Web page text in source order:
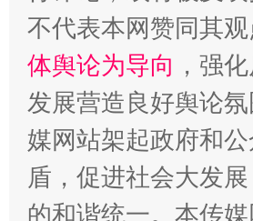
如何以同查同治破解风腐交织难
不代表本网赞同其
体舆论为导向 ，强
发展营造良好舆论
媒网站架起政府和
盾，促进社会大发
的和谐统一。本传